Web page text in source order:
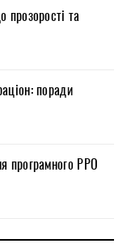
прозорості та
поради
програмного РРО